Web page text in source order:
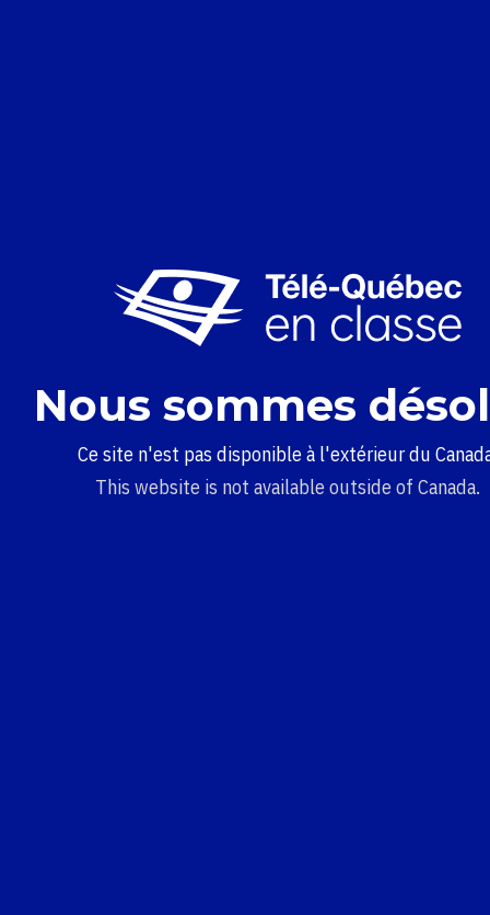
Nous sommes
Ce site n'est pas disponible à l'extérieur du
This website is not available outside of Canada.